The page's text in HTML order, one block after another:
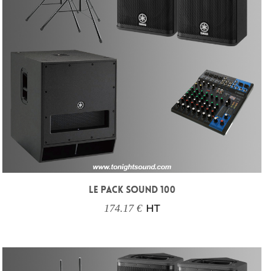
LE PACK SOUND 100
174.17 € HT